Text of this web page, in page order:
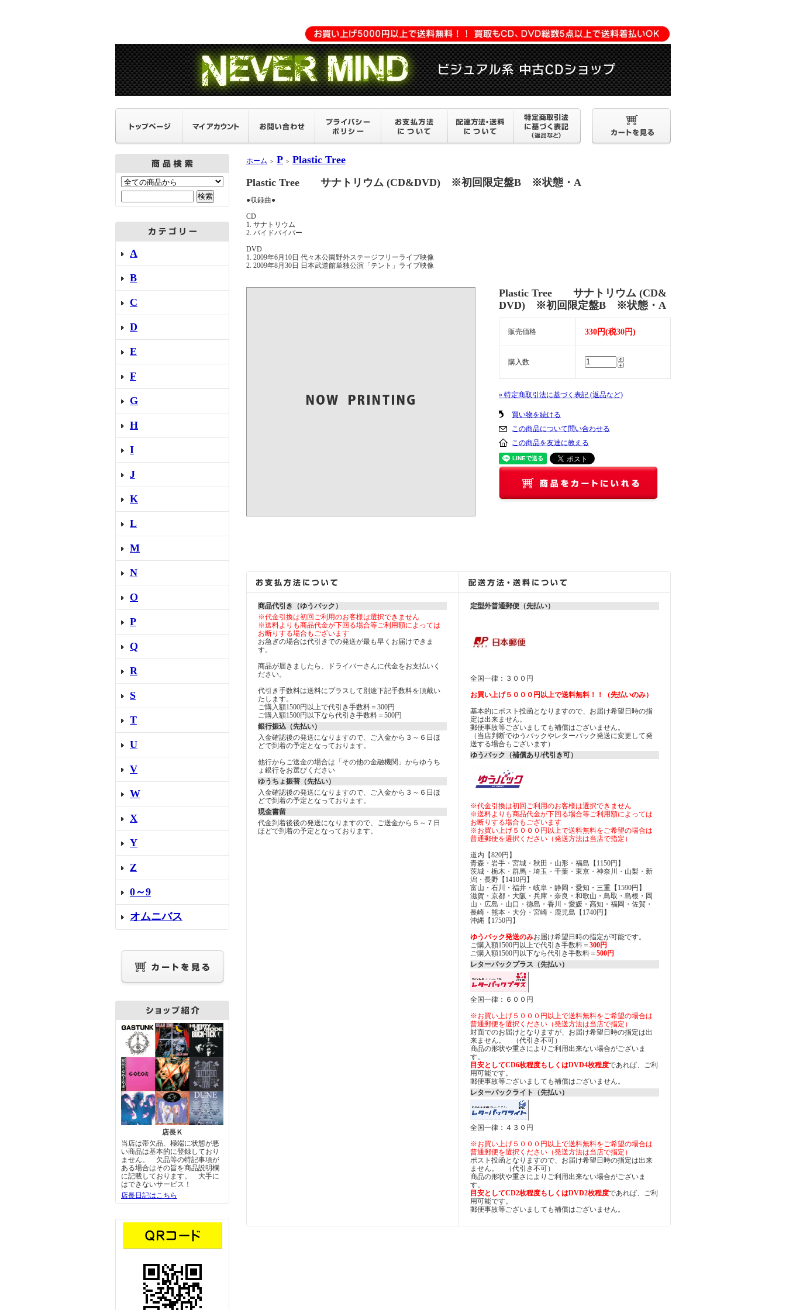
A
B
C
D
E
F
G
H
I
J
K
L
M
N
O
P
Q
R
S
T
U
V
W
X
Y
Z
0～9
オムニバス
店長Ｋ
当店は帯欠品、極端に状態が悪
い商品は基本的に登録しており
ません。 欠品等の特記事項が
ある場合はその旨を商品説明欄
に記載しております。 大手に
はできないサービス！
店長日記はこちら
ホーム ＞ P ＞ Plastic Tree
Plastic Tree サナトリウム (CD&DVD) ※初回限定盤B ※状態・A
●収録曲●
CD
1. サナトリウム
2. パイドパイパー
DVD
1. 2009年6月10日 代々木公園野外ステージフリーライブ映像
2. 2009年8月30日 日本武道館単独公演「テント」ライブ映像
Plastic Tree サナトリウム (CD&
DVD) ※初回限定盤B ※状態・A
販売価格 330円(税30円)
購入数
» 特定商取引法に基づく表記 (返品など)
買い物を続ける
この商品について問い合わせる
この商品を友達に教える
商品代引き（ゆうパック）
※代金引換は初回ご利用のお客様は選択できません
※送料よりも商品代金が下回る場合等ご利用額によっては
お断りする場合もございます
お急ぎの場合は代引きでの発送が最も早くお届けできま
す。
商品が届きましたら、ドライバーさんに代金をお支払いく
ださい。
代引き手数料は送料にプラスして別途下記手数料を頂戴い
たします。
ご購入額1500円以上で代引き手数料＝300円
ご購入額1500円以下なら代引き手数料＝500円
銀行振込（先払い）
入金確認後の発送になりますので、ご入金から３～６日ほ
どで到着の予定となっております。
他行からご送金の場合は「その他の金融機関」からゆうち
ょ銀行をお選びください
ゆうちょ振替（先払い）
入金確認後の発送になりますので、ご入金から３～６日ほ
どで到着の予定となっております。
現金書留
代金到着後後の発送になりますので、ご送金から５～７日
ほどで到着の予定となっております。
定型外普通郵便（先払い）
全国一律：３００円
お買い上げ５０００円以上で送料無料！！（先払いのみ）
基本的にポスト投函となりますので、お届け希望日時の指
定は出来ません。
郵便事故等ございましても補償はございません。
（当店判断でゆうパックやレターパック発送に変更して発
送する場合もございます）
ゆうパック（補償あり/代引き可）
※代金引換は初回ご利用のお客様は選択できません
※送料よりも商品代金が下回る場合等ご利用額によっては
お断りする場合もございます
※お買い上げ５０００円以上で送料無料をご希望の場合は
普通郵便を選択ください（発送方法は当店で指定）
道内【820円】
青森・岩手・宮城・秋田・山形・福島【1150円】
茨城・栃木・群馬・埼玉・千葉・東京・神奈川・山梨・新
潟・長野【1410円】
富山・石川・福井・岐阜・静岡・愛知・三重【1590円】
滋賀・京都・大阪・兵庫・奈良・和歌山・鳥取・島根・岡
山・広島・山口・徳島・香川・愛媛・高知・福岡・佐賀・
長崎・熊本・大分・宮崎・鹿児島【1740円】
沖縄【1750円】
ゆうパック発送のみお届け希望日時の指定が可能です。
ご購入額1500円以上で代引き手数料＝ 300円
ご購入額1500円以下なら代引き手数料＝ 500円
レターパックプラス（先払い）
全国一律：６００円
※お買い上げ５０００円以上で送料無料をご希望の場合は
普通郵便を選択ください（発送方法は当店で指定）
対面でのお届けとなりますが、お届け希望日時の指定は出
来ません。 （代引き不可）
商品の形状や重さによりご利用出来ない場合がございま
す。
目安としてCD6枚程度もしくはDVD4枚程度であれば、ご利
用可能です。
郵便事故等ございましても補償はございません。
レターパックライト（先払い）
全国一律：４３０円
※お買い上げ５０００円以上で送料無料をご希望の場合は
普通郵便を選択ください（発送方法は当店で指定）
ポスト投函となりますので、お届け希望日時の指定は出来
ません。 （代引き不可）
商品の形状や重さによりご利用出来ない場合がございま
す。
目安としてCD2枚程度もしくはDVD2枚程度であれば、ご利
用可能です。
郵便事故等ございましても補償はございません。